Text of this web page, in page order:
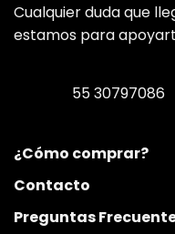
Cualquier duda que
estamos para
55 30797086
¿Cómo comprar?
Contacto
Preguntas